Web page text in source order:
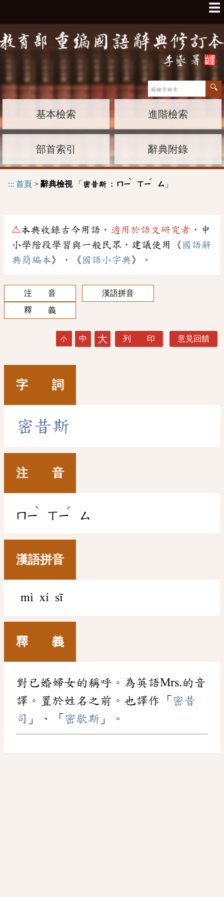
☰
基本檢索 進階檢索
部首索引 辭典附錄
::: 首頁 > 辭典檢視「 密昔斯 : ㄇㄧ
ˋ
ㄒㄧ
ˊ
ㄙ 」
⚠本典收錄古今用語， 適用於語文研究者 ，中
小學階段學習與一般民眾，建議使用《 國語辭
典簡編本》、《 國語小字典》。
注 音
漢語拼音
釋 義
小 中 大 列 印 意見回饋
字 詞
密昔斯
注 音
ㄇㄧ
ˋ
ㄒㄧ
ˊ
ㄙ
漢語拼音
mì xí sī
釋 義
對已婚婦女的稱呼。為英語Mrs.的音
譯。置於姓名之前。也譯作「 密昔
司 」、「 密歇斯 」。